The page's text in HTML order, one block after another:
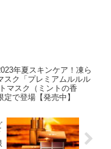
年夏スキンケア！凍ら
スク「プレミアムルルル
マスク（ミントの香
定で登場【発売中】